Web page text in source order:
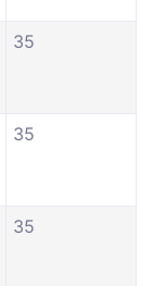
35
35
35